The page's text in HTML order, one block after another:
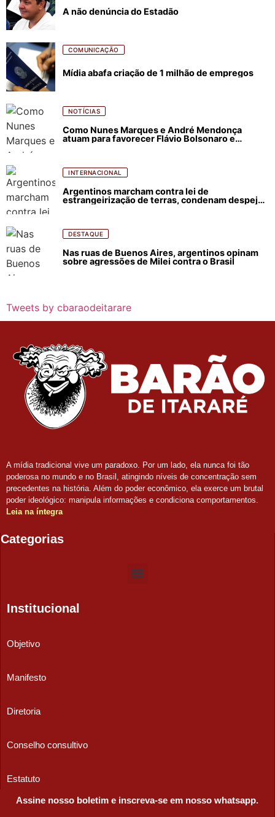
A não denúncia do Estadão
COMUNICAÇÃO
Mídia abafa criação de 1 milhão de empregos
NOTÍCIAS
Como Nunes Marques e André Mendonça
atuam para favorecer Flávio Bolsonaro e
INTERNACIONAL
Argentinos marcham contra lei de
estrangeirização de terras, condenam despejos
DESTAQUE
Nas ruas de Buenos Aires, argentinos opinam
sobre agressões de Milei contra o Brasil
Tweets by cbaraodeitarare
A mídia tradicional vive um paradoxo. Por um lado, ela nunca foi tão
poderosa no mundo e no Brasil, atingindo níveis de concentração sem
precedentes na história. Além do poder econômico, ela exerce um brutal
poder ideológico: manipula informações e condiciona comportamentos.
Leia na íntegra
Categorias
Institucional
Objetivo
Manifesto
Diretoria
Conselho consultivo
Estatuto
Assine nosso boletim e inscreva-se em nosso whatsapp.